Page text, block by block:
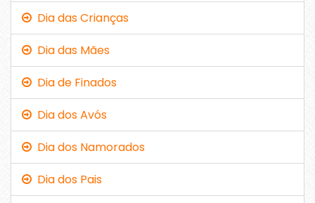
Dia das Crianças
Dia das Mães
Dia de Finados
Dia dos Avós
Dia dos Namorados
Dia dos Pais